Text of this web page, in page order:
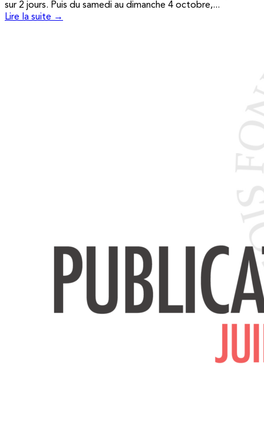
sur 2 jours. Puis du samedi au dimanche 4 octobre,...
Lire la suite →